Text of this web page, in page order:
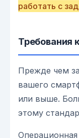
работать с
Требования
Прежде чем
вашего
или выше.
этому